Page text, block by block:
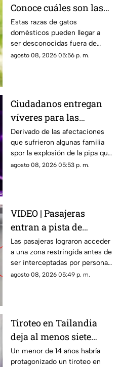
Conoce cuáles son las
cinco razas más raras
de gatos domésticos en
todo el mundo
Estas razas de gatos
domésticos pueden llegar a
ser desconocidas fuera de
círculos especializados, y
agosto 08, 2026 05:56 p. m.
Ciudadanos entregan
víveres para las
familias afectadas por
la explosión de pipa en
Cuernavaca
Derivado de las afectaciones
que sufrieron algunas familia
spor la explosión de la pipa que
transportaba gas LP,
agosto 08, 2026 05:53 p. m.
VIDEO | Pasajeras
entran a pista de
aeropuerto tras perder
su vuelo; autoridades
logran detenerlas
Las pasajeras lograron acceder
a una zona restringida antes de
ser interceptadas por personal
del aeropuerto.
agosto 08, 2026 05:49 p. m.
Tiroteo en Tailandia
deja al menos siete
muertos
Un menor de 14 años habría
protagonizado un tiroteo en